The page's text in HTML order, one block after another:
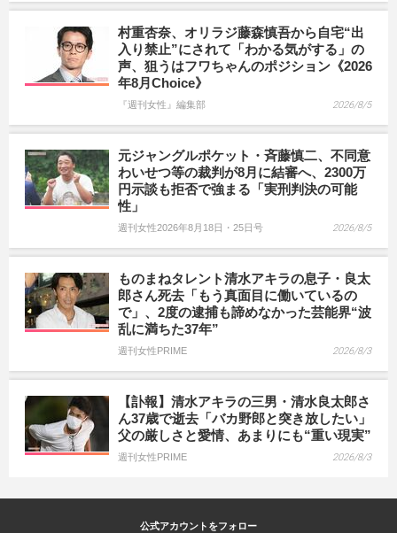
村重杏奈、オリラジ藤森慎吾から自宅“出
入り禁止”にされて「わかる気がする」の
声、狙うはフワちゃんのポジション《2026
年8月Choice》
『週刊女性』編集部 2026/8/5
元ジャングルポケット・斉藤慎二、不同意
わいせつ等の裁判が8月に結審へ、2300万
円示談も拒否で強まる「実刑判決の可能
性」
週刊女性2026年8月18日・25日号 2026/8/5
ものまねタレント清水アキラの息子・良太
郎さん死去「もう真面目に働いているの
で」、2度の逮捕も諦めなかった芸能界“波
乱に満ちた37年”
週刊女性PRIME 2026/8/3
【訃報】清水アキラの三男・清水良太郎さ
ん37歳で逝去「バカ野郎と突き放したい」
父の厳しさと愛情、あまりにも“重い現実”
週刊女性PRIME 2026/8/3
公式アカウントをフォロー